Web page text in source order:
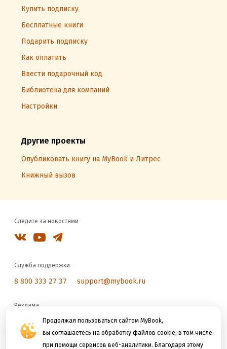
Продолжая пользоваться сайтом MyBook,
вы соглашаетесь на обработку файлов cookie, в том числе
при помощи сервисов веб-аналитики. Благодаря этому
Купить подписку
Бесплатные книги
Подарить подписку
Как оплатить
Ввести подарочный код
Библиотека для компаний
Настройки
Другие проекты
Опубликовать книгу на MyBook и Литрес
Книжный вызов
Следите за новостями
Служба поддержки
8 800 333 27 37 support@mybook.ru
Реклама
reklama@litres.ru
Мы принимаем к оплате